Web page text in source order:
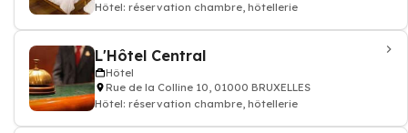
Hôtel: réservation chambre, hôtellerie
L'Hôtel Central
Hôtel
Rue de la Colline 10, 01000 BRUXELLES
Hôtel: réservation chambre, hôtellerie